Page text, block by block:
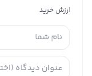
ارزش خرید